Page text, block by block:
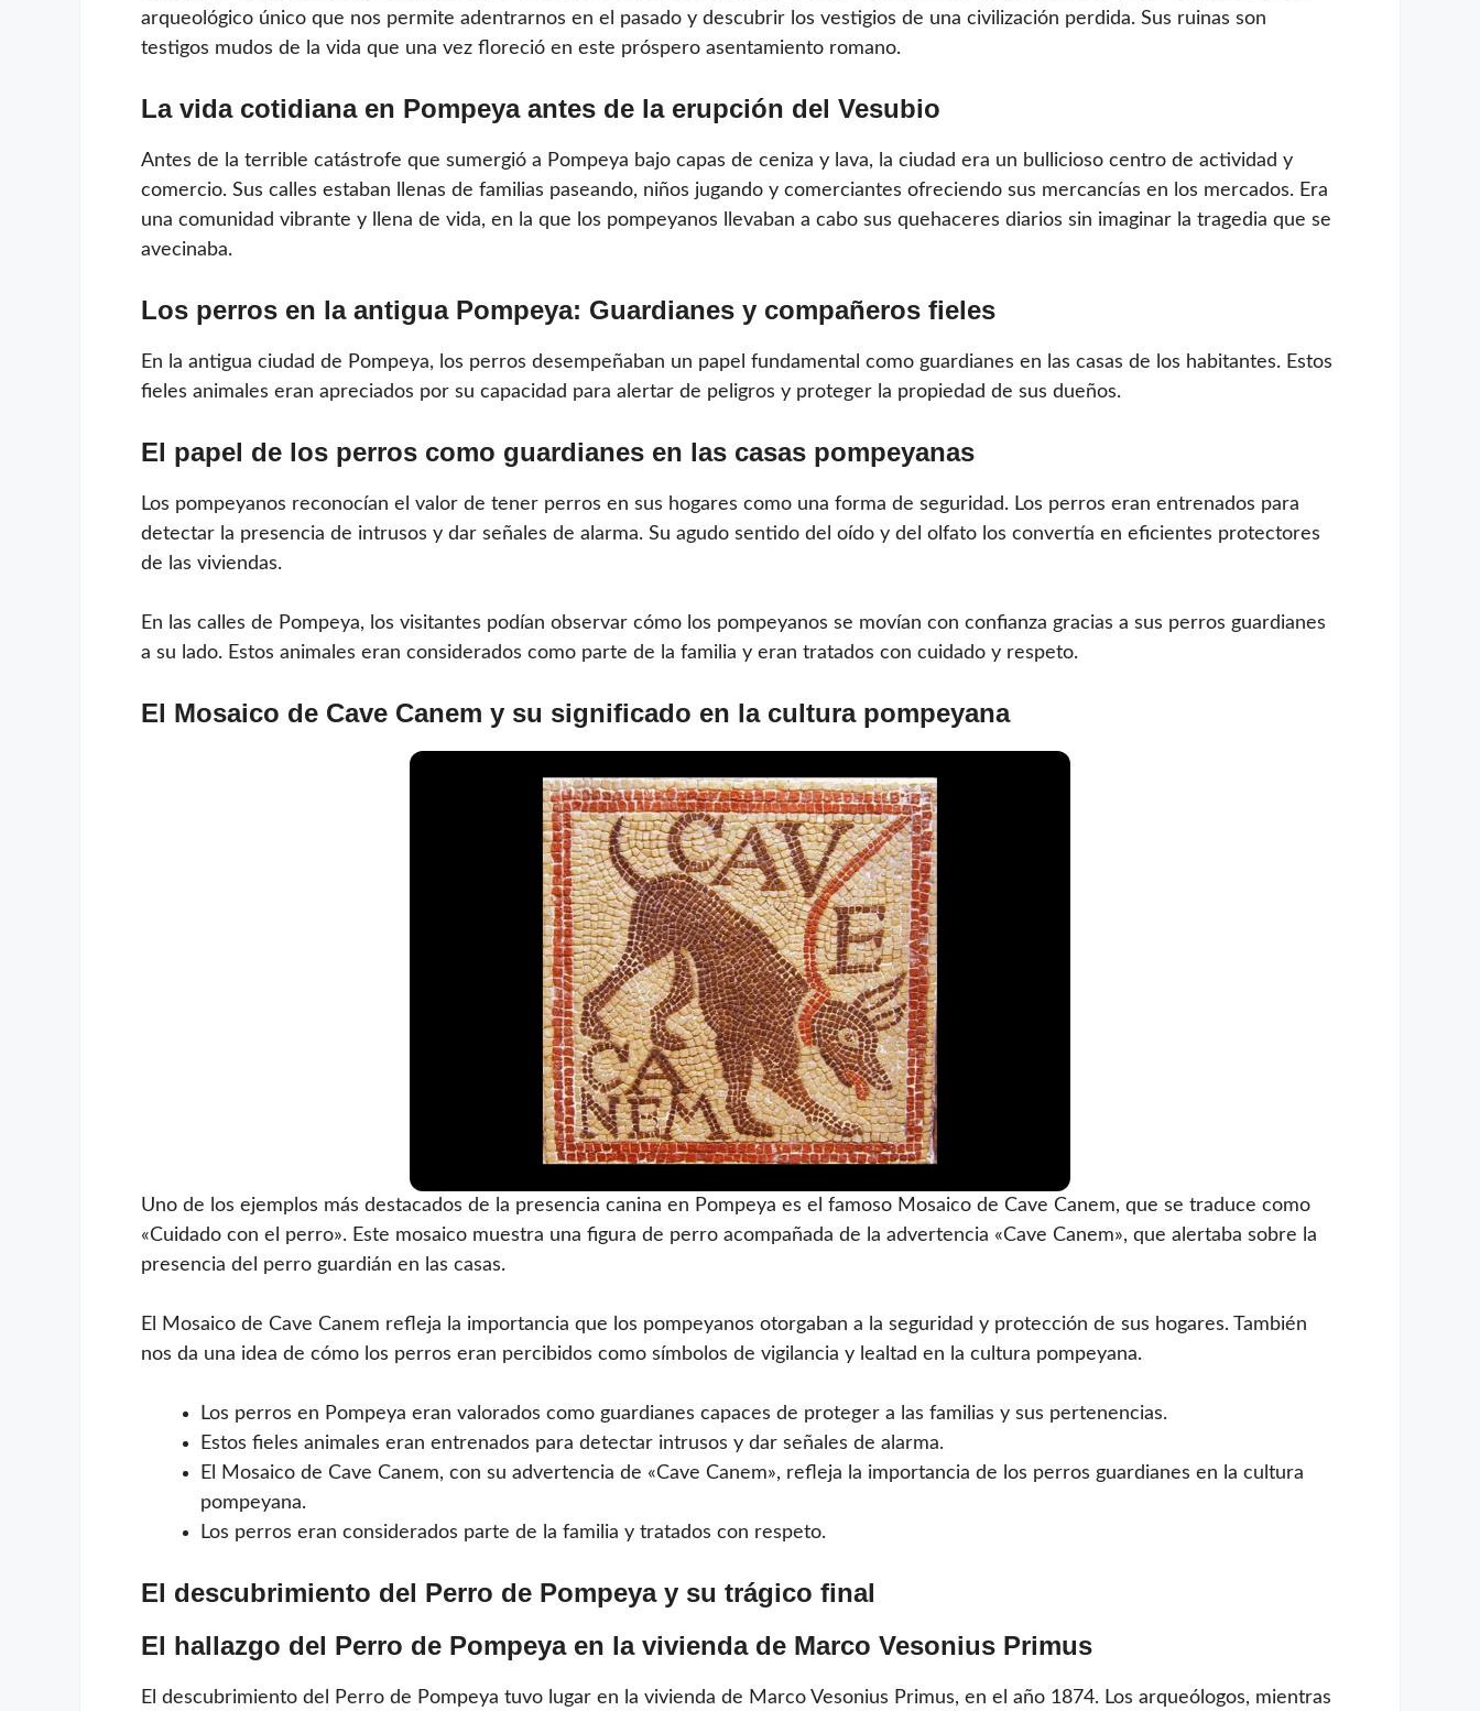
arqueológico único que nos permite adentrarnos en el pasado y descubrir los vestigios de una civilización perdida. Sus ruinas son
testigos mudos de la vida que una vez floreció en este próspero asentamiento romano.
La vida cotidiana en Pompeya antes de la erupción del Vesubio
Antes de la terrible catástrofe que sumergió a Pompeya bajo capas de ceniza y lava, la ciudad era un bullicioso centro de actividad y
comercio. Sus calles estaban llenas de familias paseando, niños jugando y comerciantes ofreciendo sus mercancías en los mercados. Era
una comunidad vibrante y llena de vida, en la que los pompeyanos llevaban a cabo sus quehaceres diarios sin imaginar la tragedia que se
avecinaba.
Los perros en la antigua Pompeya: Guardianes y compañeros fieles
En la antigua ciudad de Pompeya, los perros desempeñaban un papel fundamental como guardianes en las casas de los habitantes. Estos
fieles animales eran apreciados por su capacidad para alertar de peligros y proteger la propiedad de sus dueños.
El papel de los perros como guardianes en las casas pompeyanas
Los pompeyanos reconocían el valor de tener perros en sus hogares como una forma de seguridad. Los perros eran entrenados para
detectar la presencia de intrusos y dar señales de alarma. Su agudo sentido del oído y del olfato los convertía en eficientes protectores
de las viviendas.
En las calles de Pompeya, los visitantes podían observar cómo los pompeyanos se movían con confianza gracias a sus perros guardianes
a su lado. Estos animales eran considerados como parte de la familia y eran tratados con cuidado y respeto.
El Mosaico de Cave Canem y su significado en la cultura pompeyana
Uno de los ejemplos más destacados de la presencia canina en Pompeya es el famoso Mosaico de Cave Canem, que se traduce como
«Cuidado con el perro». Este mosaico muestra una figura de perro acompañada de la advertencia «Cave Canem», que alertaba sobre la
presencia del perro guardián en las casas.
El Mosaico de Cave Canem refleja la importancia que los pompeyanos otorgaban a la seguridad y protección de sus hogares. También
nos da una idea de cómo los perros eran percibidos como símbolos de vigilancia y lealtad en la cultura pompeyana.
Los perros en Pompeya eran valorados como guardianes capaces de proteger a las familias y sus pertenencias.
Estos fieles animales eran entrenados para detectar intrusos y dar señales de alarma.
El Mosaico de Cave Canem, con su advertencia de «Cave Canem», refleja la importancia de los perros guardianes en la cultura
pompeyana.
Los perros eran considerados parte de la familia y tratados con respeto.
El descubrimiento del Perro de Pompeya y su trágico final
El hallazgo del Perro de Pompeya en la vivienda de Marco Vesonius Primus
El descubrimiento del Perro de Pompeya tuvo lugar en la vivienda de Marco Vesonius Primus, en el año 1874. Los arqueólogos, mientras